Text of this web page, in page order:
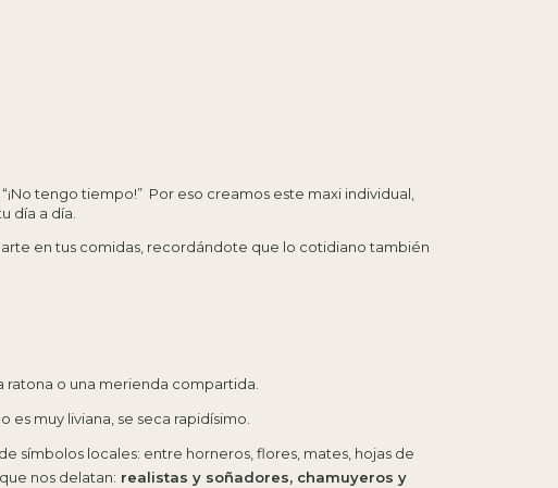
tengo tiempo!” Por eso creamos este maxi individual,
día a día.
en tus comidas, recordándote que lo cotidiano también
ratona o una merienda compartida.
es muy liviana, se seca rapidísimo.
símbolos locales: entre horneros, flores, mates, hojas de
nos delatan: realistas y soñadores, chamuyeros y